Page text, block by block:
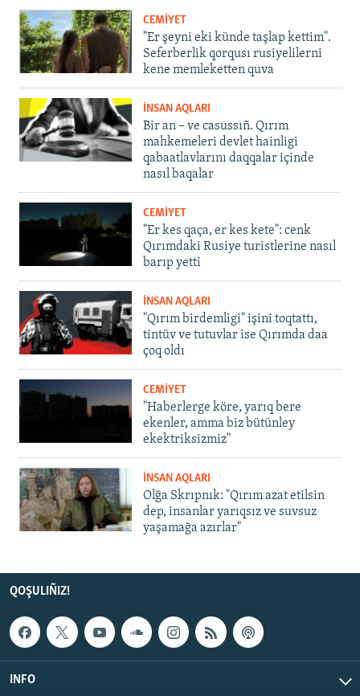
CEMİYET
"Er şeyni eki künde taşlap kettim".
Seferberlik qorqusı rusiyelilerni
kene memleketten quva
İNSAN AQLARI
Bir an – ve casussıñ. Qırım
mahkemeleri devlet hainligi
qabaatlavlarını daqqalar içinde
nasıl baqalar
CEMİYET
"Er kes qaça, er kes kete": cenk
Qırımdaki Rusiye turistlerine nasıl
barıp yetti
İNSAN AQLARI
"Qırım birdemligi" işini toqtattı,
tintüv ve tutuvlar ise Qırımda daa
çoq oldı
CEMİYET
"Haberlerge köre, yarıq bere
ekenler, amma biz bütünley
ekektriksizmiz"
İNSAN AQLARI
Olğa Skrıpnık: "Qırım azat etilsin
dep, insanlar yarıqsız ve suvsuz
yaşamağa azırlar"
QOŞULIÑIZ!
INFO